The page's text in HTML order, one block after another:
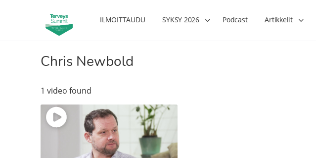
ILMOITTAUDU SYKSY 2026 Podcast Artikkelit
Chris Newbold
1 video found